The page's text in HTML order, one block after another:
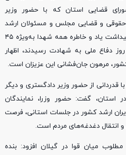
قضایی استان که با حضور وزیر
و قضایی مجلس و مسئولان ارشد
قوه قضائیه برگزار شد، با گرامیداشت یاد و خاطره همه شهدا به‌ویژه ۴۵
شهید اخیر که در جریان ۱۲ روز دفاع ملی به شهادت رسیدند، اظهار
مرهون جان‌فشانی این عزیزان است.
قدردانی از حضور وزیر دادگستری و دیگر
استان، گفت: حضور وزرا، نمایندگان
ارشد کشور در جلسات استانی، فرصت
انتقال دغدغه‌های مردم است.
میان قوا در گیلان افزود: بنده